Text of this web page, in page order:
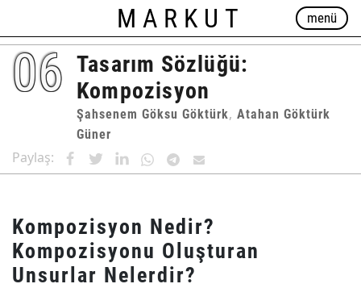
MARKUT menü
06 Tasarım Sözlüğü:
Kompozisyon
Şahsenem Göksu Göktürk, Atahan Göktürk
Güner
Paylaş:
Kompozisyon Nedir?
Kompozisyonu Oluşturan
Unsurlar Nelerdir?